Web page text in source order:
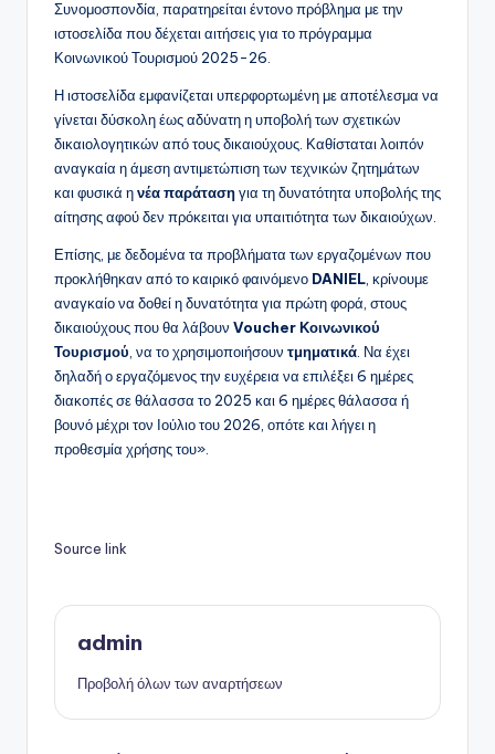
Συνομοσπονδία, παρατηρείται έντονο πρόβλημα με την
ιστοσελίδα που δέχεται αιτήσεις για το πρόγραμμα
Κοινωνικού Τουρισμού 2025-26.
Η ιστοσελίδα εμφανίζεται υπερφορτωμένη με αποτέλεσμα να
γίνεται δύσκολη έως αδύνατη η υποβολή των σχετικών
δικαιολογητικών από τους δικαιούχους. Καθίσταται λοιπόν
αναγκαία η άμεση αντιμετώπιση των τεχνικών ζητημάτων
και φυσικά ηνέα παράτασηγια τη δυνατότητα υποβολής της
αίτησης αφού δεν πρόκειται για υπαιτιότητα των δικαιούχων.
Επίσης, με δεδομένα τα προβλήματα των εργαζομένων που
προκλήθηκαν από το καιρικό φαινόμενο DANIEL , κρίνουμε
αναγκαίο να δοθεί η δυνατότητα για πρώτη φορά, στους
δικαιούχους που θα λάβουν Voucher Κοινωνικού
Τουρισμού , να το χρησιμοποιήσουν τμηματικά . Να έχει
δηλαδή ο εργαζόμενος την ευχέρεια να επιλέξει 6 ημέρες
διακοπές σε θάλασσα το 2025 και 6 ημέρες θάλασσα ή
βουνό μέχρι τον Ιούλιο του 2026, οπότε και λήγει η
προθεσμία χρήσης του».
Source link
admin
Προβολή όλων των αναρτήσεων